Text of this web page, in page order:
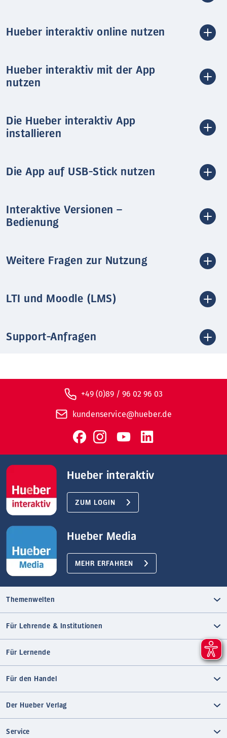
Hueber interaktiv online nutzen
Hueber interaktiv mit der App
nutzen
Die Hueber interaktiv App
installieren
Die App auf USB-Stick nutzen
Interaktive Versionen –
Bedienung
Weitere Fragen zur Nutzung
LTI und Moodle (LMS)
Support-Anfragen
+49 (0)89 / 96 02 96 03
kundenservice@hueber.de
Hueber interaktiv
ZUM LOGIN
Hueber Media
MEHR ERFAHREN
Themenwelten
Für Lehrende & Institutionen
Für Lernende
Für den Handel
Der Hueber Verlag
Service